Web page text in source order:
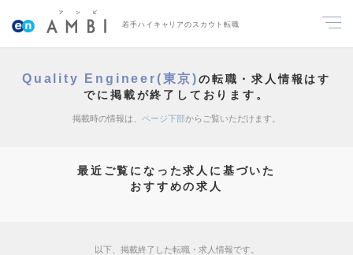
若手ハイキャリアのスカウト転職
Quality Engineer(東京)の転職・求人情報はす
でに掲載が終了しております。
掲載時の情報は、 ページ下部からご覧いただけます。
最近ご覧になった求人に基づいた
おすすめの求人
以下、掲載終了した転職・求人情報です。